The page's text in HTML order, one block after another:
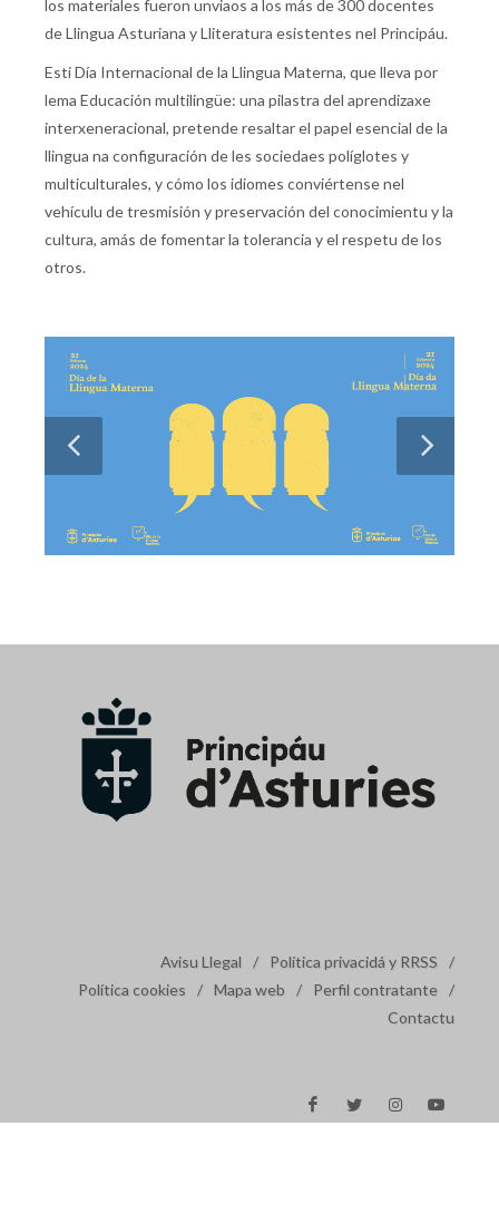
los materiales fueron unviaos a los más de 300 docentes
de Llingua Asturiana y Lliteratura esistentes nel Principáu.
Esti Día Internacional de la Llingua Materna, que lleva por
lema Educación multilingüe: una pilastra del aprendizaxe
interxeneracional, pretende resaltar el papel esencial de la
llingua na configuración de les sociedaes políglotes y
multiculturales, y cómo los idiomes conviértense nel
vehículu de tresmisión y preservación del conocimientu y la
cultura, amás de fomentar la tolerancia y el respetu de los
otros.
Avisu Llegal / Política privacidá y RRSS
/
Política cookies
/ Mapa web / Perfil contratante /
Contactu